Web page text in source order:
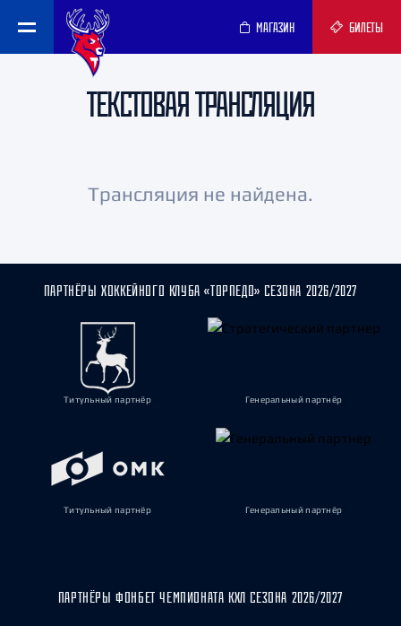
МАГАЗИН БИЛЕТЫ
ТЕКСТОВАЯ ТРАНСЛЯЦИЯ
Трансляция не найдена.
ПАРТНЁРЫ ХОККЕЙНОГО КЛУБА «ТОРПЕДО» СЕЗОНА 2026/2027
Титульный партнёр Генеральный партнёр
Титульный партнёр Генеральный партнёр
ПАРТНЁРЫ ФОНБЕТ ЧЕМПИОНАТА КХЛ СЕЗОНА 2026/2027